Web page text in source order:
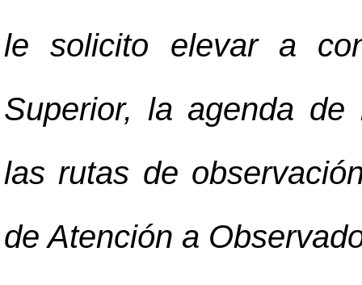
le solicito elevar a
Superior, la agenda
las rutas de
de Atención a